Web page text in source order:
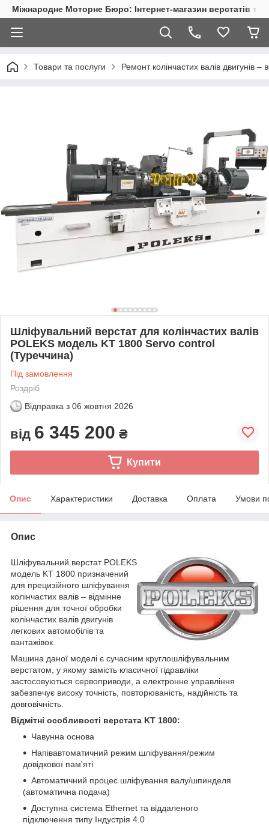
Міжнародне Моторне Бюро: Інтернет-магазин верстатів та
Товари та послуги Ремонт колінчастих валів двигунів
Шліфувальний верстат для колінчастих валів
POLEKS модель KT 1800 Servo control
(Туреччина)
Під замовлення
Роздріб
Відправка з 06 жовтня 2026
від 6 345 200 ₴
Купити
Опис Характеристики Доставка Оплата Умови
Опис
Шліфувальний верстат POLEKS
модель KT 1800 призначений
для прецизійного шліфування
колінчастих валів – відмінне
рішення для точної обробки
колінчастих валів двигунів
легкових автомобілів та
вантажівок.
Машина даної моделі є сучасним круглошліфувальним
верстатом, у якому замість класичної гідравліки
застосовуються сервоприводи, а електронне управління
забезпечує високу точність, повторюваність, надійність та
довговічність.
Відмітні особливості верстата KT 1800:
Чавунна основа
Напівавтоматичний режим шліфування/режим
довідкової пам'яті
Автоматичний процес шліфування валу/шпинделя
(автоматична подача)
Доступна система Ethernet та віддаленого
підключення типу Індустрія 4.0